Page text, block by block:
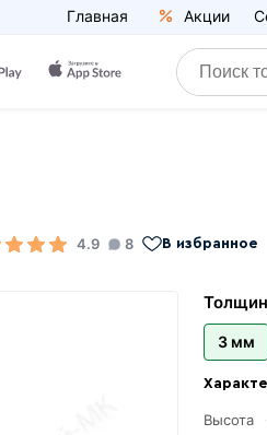
Главная Акции
4.9 8 В избранное
3 мм
Высота